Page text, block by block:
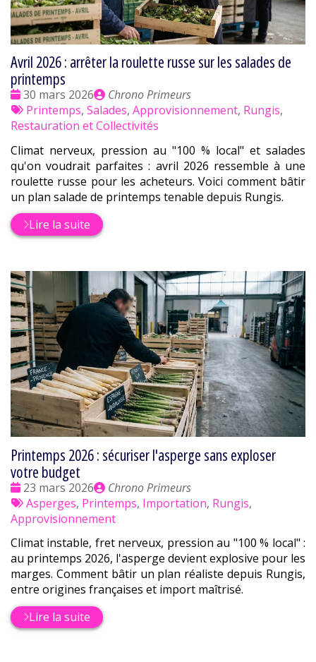
Avril 2026 : arrêter la roulette russe sur les salades de
printemps
Date
:
30 mars 2026
Publié
par
Chrono Primeurs
Tags
:
Printemps, Salades, Approvisionnement, Rungis,
Restauration et Collectivités
Climat nerveux, pression au "100 % local" et salades
qu'on voudrait parfaites : avril 2026 ressemble à une
roulette russe pour les acheteurs. Voici comment bâtir
un plan salade de printemps tenable depuis Rungis.
Lire la suite
Printemps 2026 : sécuriser l'asperge sans exploser
votre budget
Date
:
23 mars 2026
Publié
par
Chrono Primeurs
Tags
:
Asperges, Printemps, Importation, Rungis,
Approvisionnement
Climat instable, fret nerveux, pression au "100 % local" :
au printemps 2026, l'asperge devient explosive pour les
marges. Comment bâtir un plan réaliste depuis Rungis,
entre origines françaises et import maîtrisé.
Lire la suite